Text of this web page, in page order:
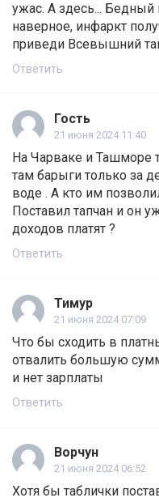
ужас. А здесь... Бедный
наверное, инфаркт
приведи Всевышний
Ответить
Гость
21 июня 2024 11:40
На Чарваке и Ташморе
там барыги только за
воде . А кто им
Поставил тапчан и он
доходов платят ?
Ответить
Тимур
21 июня 2024 07:09
Что бы сходить в
отвалить большую
и нет зарплаты
Ответить
Ворчун
21 июня 2024 06:52
Хотя бы таблички